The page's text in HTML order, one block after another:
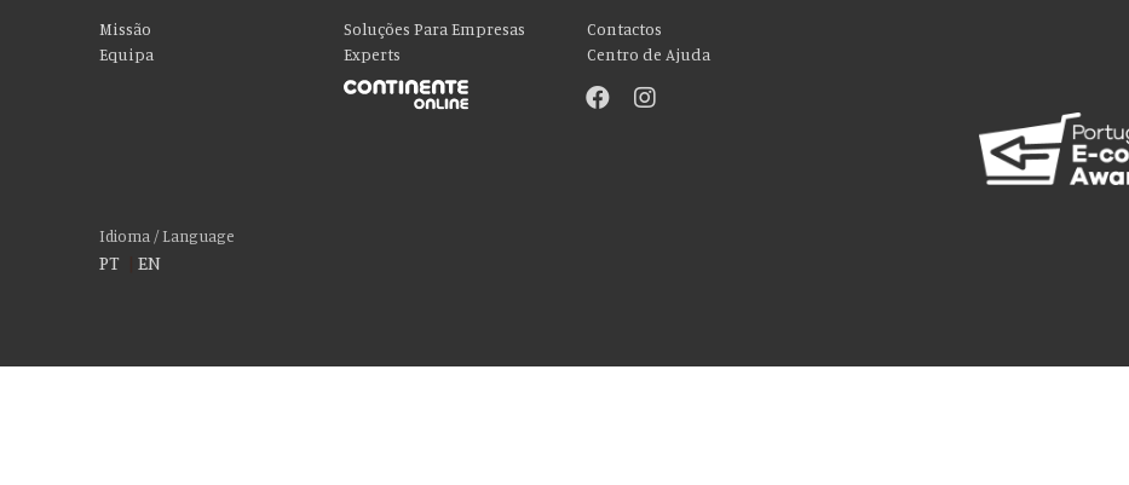
Missão
Equipa
Soluções Para Empresas
Experts
Contactos
Centro de Ajuda
Idioma / Language
PT |EN